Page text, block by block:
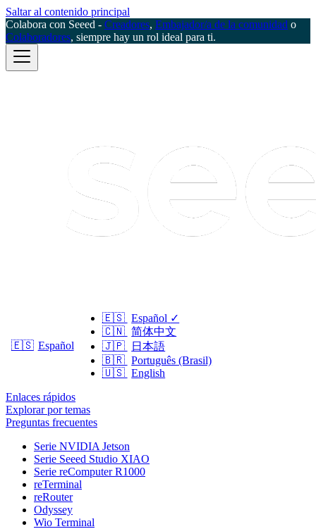
Saltar al contenido principal
Colabora con Seeed - Creadores, Embajador/a de la comunidad o
Colaboradores, siempre hay un rol ideal para ti.
🇪🇸 Español
🇪🇸 Español ✓
🇨🇳 简体中文
🇯🇵
日本語
🇧🇷 Português (Brasil)
🇺🇸 English
Enlaces rápidos
Explorar por temas
Preguntas frecuentes
Serie NVIDIA Jetson
Serie Seeed Studio XIAO
Serie reComputer R1000
reTerminal
reRouter
Odyssey
Wio Terminal